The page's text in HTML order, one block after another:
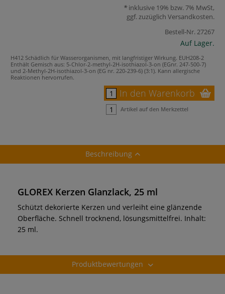
inklusive 19% bzw. 7% MwSt,
ggf. zuzüglich Versandkosten.
Bestell-Nr.27267
Auf Lager.
H412 Schädlich für Wasserorganismen, mit langfristiger Wirkung. EUH208-2
Enthält Gemisch aus: 5-Chlor-2-methyl-2H-isothiazol-3-on (EGnr. 247-500-7)
und 2-Methyl-2H-isothiazol-3-on (EG nr. 220-239-6) (3:1). Kann allergische
Reaktionen hervorrufen.
In den Warenkorb
Artikel auf den Merkzettel
Beschreibung
GLOREX Kerzen Glanzlack, 25 ml
Schützt dekorierte Kerzen und verleiht eine glänzende
Oberfläche. Schnell trocknend, lösungsmittelfrei. Inhalt:
25 ml.
Produktbewertungen